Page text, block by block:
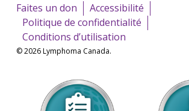
Faites un don
Accessibilité
Politique de confidentialité
Conditions d’utilisation
© 2026 Lymphoma Canada.